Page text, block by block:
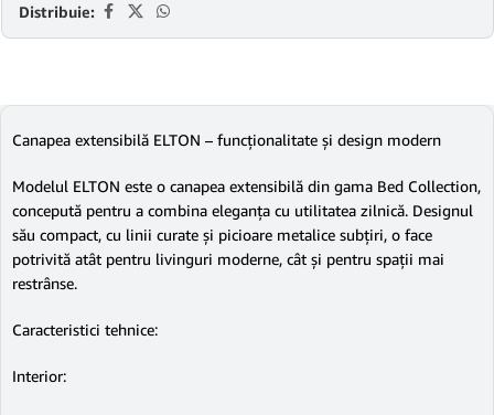
Distribuie:
Canapea extensibilă ELTON – funcționalitate și design modern
Modelul ELTON este o canapea extensibilă din gama Bed Collection,
concepută pentru a combina eleganța cu utilitatea zilnică. Designul
său compact, cu linii curate și picioare metalice subțiri, o face
potrivită atât pentru livinguri moderne, cât și pentru spații mai
restrânse.
Caracteristici tehnice:
Interior: